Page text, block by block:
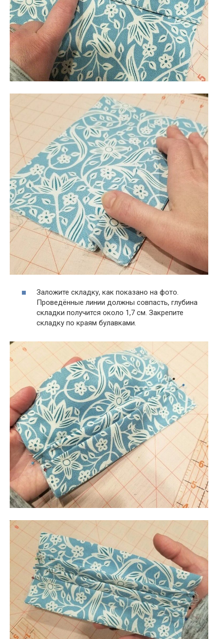
Заложите складку, как показано на фото.
Проведённые линии должны совпасть, глубина
складки получится около 1,7 см. Закрепите
складку по краям булавками.